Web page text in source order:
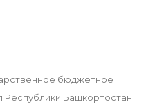
бюджетное
Башкортостан